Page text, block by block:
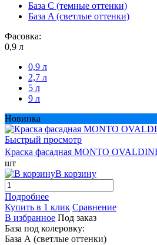
База С (темные оттенки)
База A (светлые оттенки)
Фасовка:
0,9 л
0,9 л
2,7 л
5 л
9 л
Новинка
Быстрый просмотр
Краска фасадная MONTO
шт
В корзину
Подробнее
Купить в 1 клик Сравнение
В избранное Под заказ
База под колеровку:
База А (светлые оттенки)